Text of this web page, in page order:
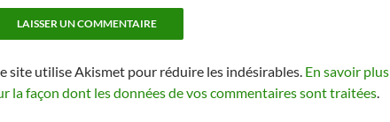
site utilise Akismet pour réduire les indésirables. En savoir plus
la façon dont les données de vos commentaires sont traitées